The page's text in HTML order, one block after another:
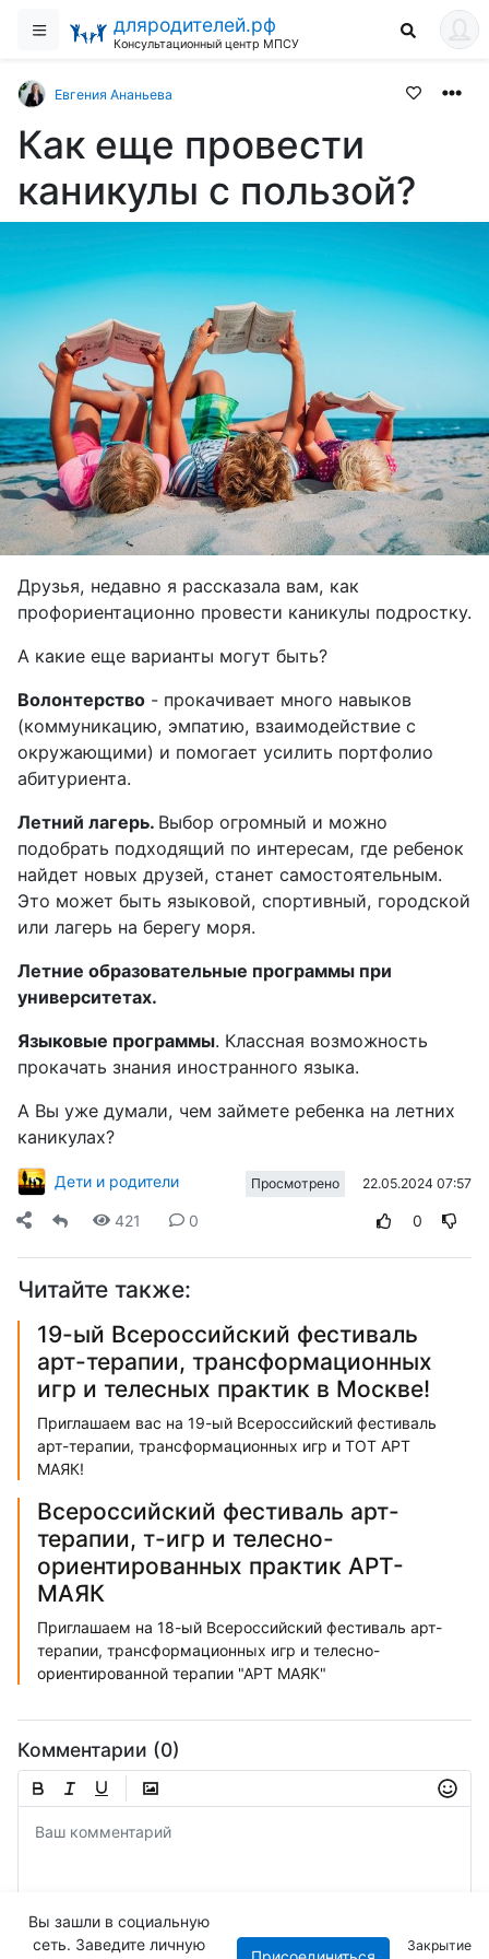
дляродителей.рф
Консультационный центр МПСУ
Евгения Ананьева
Как еще провести
каникулы с пользой?
Друзья, недавно я рассказала вам, как
профориентационно провести каникулы подростку.
А какие еще варианты могут быть?
Волонтерство - прокачивает много навыков
(коммуникацию, эмпатию, взаимодействие с
окружающими) и помогает усилить портфолио
абитуриента.
Летний лагерь. Выбор огромный и можно
подобрать подходящий по интересам, где ребенок
найдет новых друзей, станет самостоятельным.
Это может быть языковой, спортивный, городской
или лагерь на берегу моря.
Летние образовательные программы при
университетах.
Языковые программы. Классная возможность
прокачать знания иностранного языка.
А Вы уже думали, чем займете ребенка на летних
каникулах?
Дети и родители Просмотрено 22.05.2024 07:57
421 0 0
Читайте также:
19-ый Всероссийский фестиваль
арт-терапии, трансформационных
игр и телесных практик в Москве!
Приглашаем вас на 19-ый Всероссийский фестиваль
арт-терапии, трансформационных игр и ТОТ АРТ
МАЯК!
Всероссийский фестиваль арт-
терапии, т-игр и телесно-
ориентированных практик АРТ-
МАЯК
Приглашаем на 18-ый Всероссийский фестиваль арт-
терапии, трансформационных игр и телесно-
ориентированной терапии "АРТ МАЯК"
Комментарии (0)
Вы зашли в социальную
сеть. Заведите личную
Закрытие